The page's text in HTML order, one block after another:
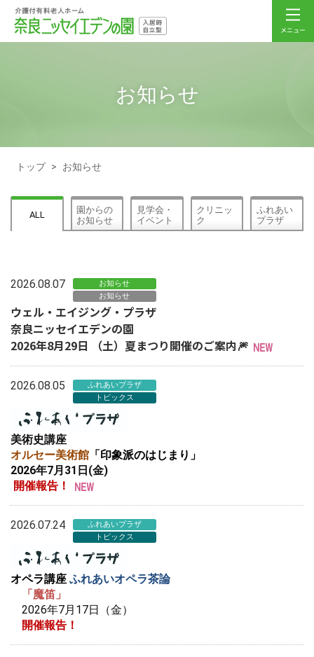
お知らせ
トップ > お知らせ
ALL
園からの
お知らせ
見学会・
イベント
クリニッ
ク
ふれあい
プラザ
2026.08.07
お知らせ
お知らせ
ウェル・エイジング・プラザ
奈良ニッセイエデンの園
2026年8月29日 （土）夏まつり開催のご案内🎆
2026.08.05
ふれあいプラザ
トピックス
美術史講座
オルセー美術館 「印象派のはじまり」
2026年7月31日(金)
開催報告！
2026.07.24
ふれあいプラザ
トピックス
オペラ講座 ふれあいオペラ茶論
「魔笛」
2026年7月17日（金）
開催報告！